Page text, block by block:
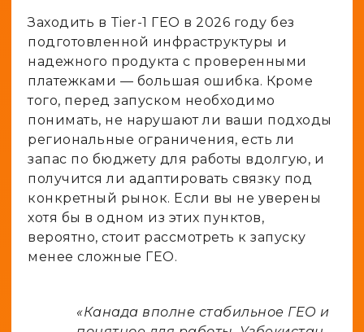
Заходить в Tier-1 ГЕО в 2026 году без
подготовленной инфраструктуры и
надежного продукта с проверенными
платежками — большая ошибка. Кроме
того, перед запуском необходимо
понимать, не нарушают ли ваши подходы
региональные ограничения, есть ли
запас по бюджету для работы вдолгую, и
получится ли адаптировать связку под
конкретный рынок. Если вы не уверены
хотя бы в одном из этих пунктов,
вероятно, стоит рассмотреть к запуску
менее сложные ГЕО.
«Канада вполне стабильное ГЕО и